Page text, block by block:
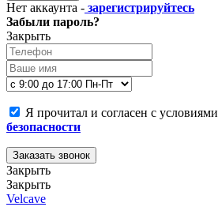
Нет аккаунта - зарегистрируйтесь
Забыли пароль?
Закрыть
Я прочитал и согласен с условиями
безопасности
Заказать звонок
Закрыть
Закрыть
Velcave